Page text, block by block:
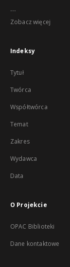
...
Zobacz więcej
Indeksy
Tytuł
Twórca
Współtwórca
Temat
Zakres
Wydawca
Data
O Projekcie
OPAC Biblioteki
Dane kontaktowe